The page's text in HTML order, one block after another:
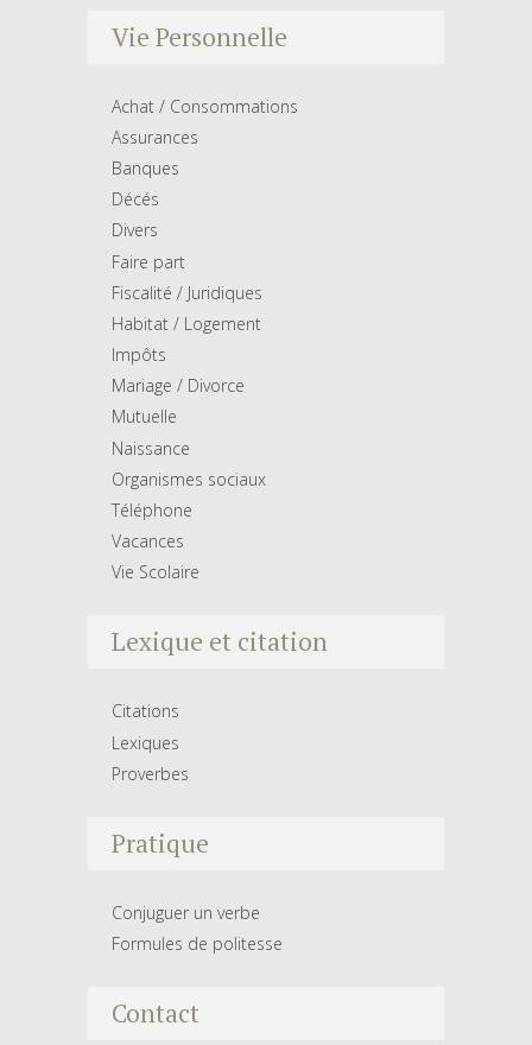
Vie Personnelle
Achat / Consommations
Assurances
Banques
Décés
Divers
Faire part
Fiscalité / Juridiques
Habitat / Logement
Impôts
Mariage / Divorce
Mutuelle
Naissance
Organismes sociaux
Téléphone
Vacances
Vie Scolaire
Lexique et citation
Citations
Lexiques
Proverbes
Pratique
Conjuguer un verbe
Formules de politesse
Contact